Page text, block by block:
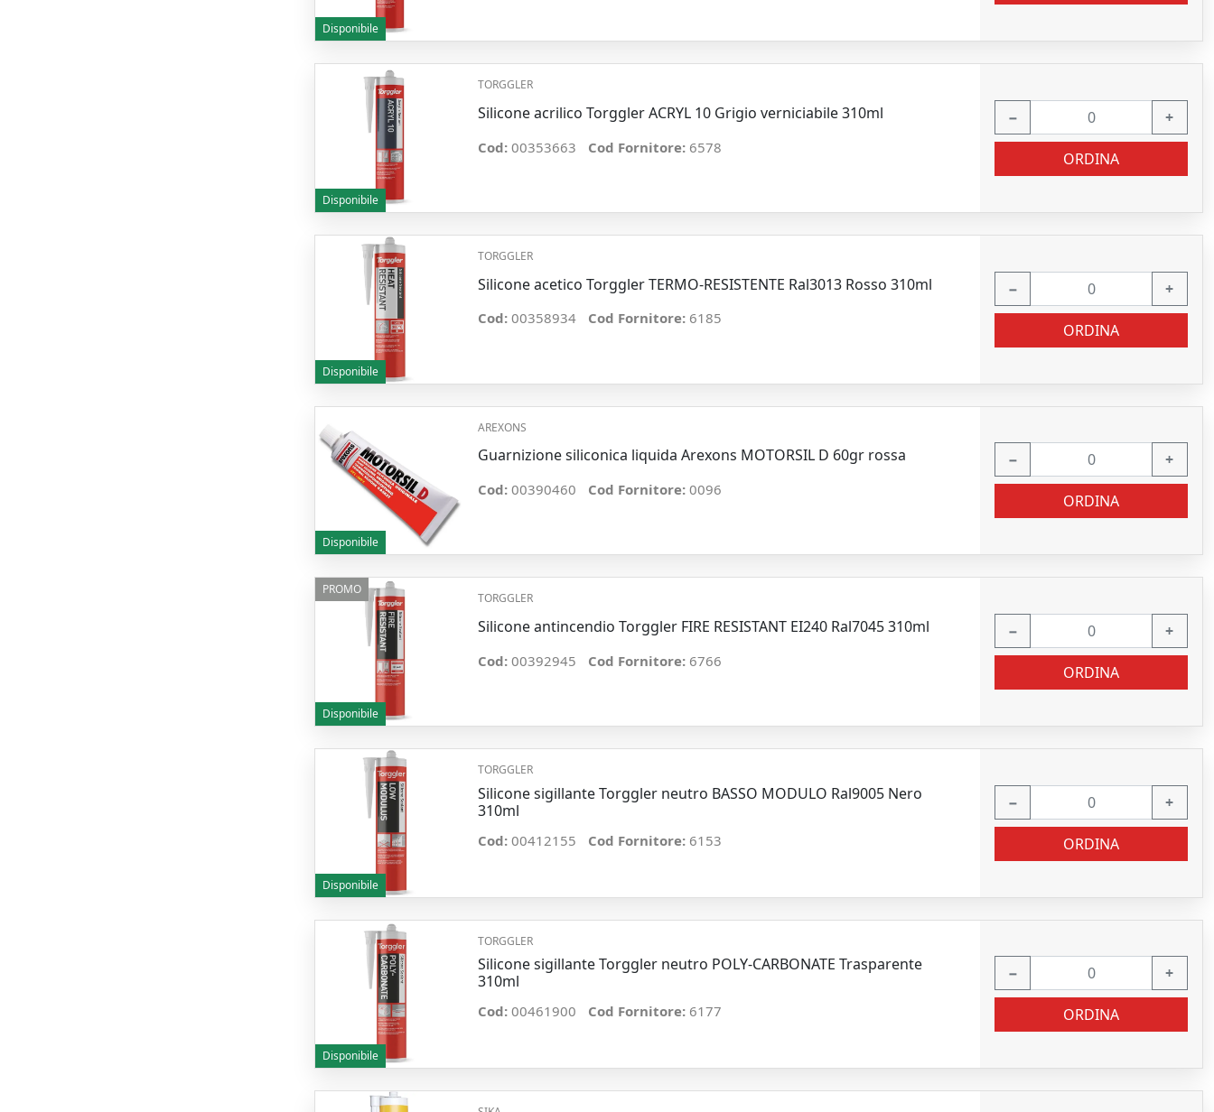
Disponibile
Disponibile
TORGGLER
Silicone acrilico Torggler ACRYL 10 Grigio verniciabile 310ml
Cod: 00353663 Cod Fornitore: 6578
− +
ORDINA
Disponibile
TORGGLER
Silicone acetico Torggler TERMO-RESISTENTE Ral3013 Rosso 310ml
Cod: 00358934 Cod Fornitore: 6185
− +
ORDINA
Disponibile
AREXONS
Guarnizione siliconica liquida Arexons MOTORSIL D 60gr rossa
Cod: 00390460 Cod Fornitore: 0096
− +
ORDINA
Disponibile
PROMO
TORGGLER
Silicone antincendio Torggler FIRE RESISTANT EI240 Ral7045 310ml
Cod: 00392945 Cod Fornitore: 6766
− +
ORDINA
Disponibile
TORGGLER
Silicone sigillante Torggler neutro BASSO MODULO Ral9005 Nero
310ml
Cod: 00412155 Cod Fornitore: 6153
− +
ORDINA
Disponibile
TORGGLER
Silicone sigillante Torggler neutro POLY-CARBONATE Trasparente
310ml
Cod: 00461900 Cod Fornitore: 6177
− +
ORDINA